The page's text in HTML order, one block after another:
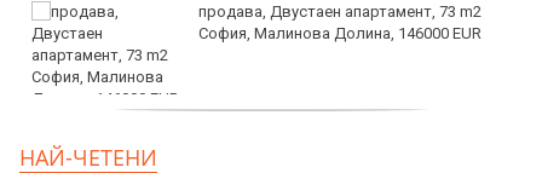
продава, Двустаен апартамент, 73 m2
София, Малинова Долина, 146000 EUR
НАЙ-ЧЕТЕНИ